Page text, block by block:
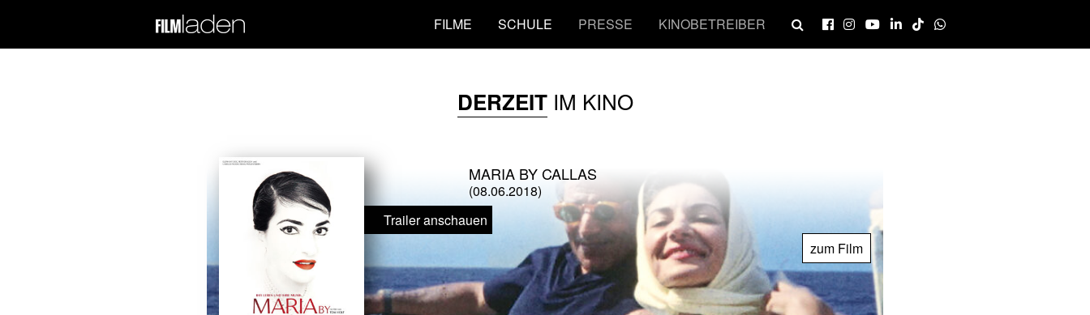
FILME SCHULE PRESSE KINOBETREIBER
DERZEITIM KINO
MARIA BY CALLAS
(08.06.2018)
Trailer anschauen
zum Film